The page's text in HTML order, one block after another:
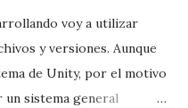
voy a utilizar
y versiones. Aunque
de Unity, por el motivo
un sistema general